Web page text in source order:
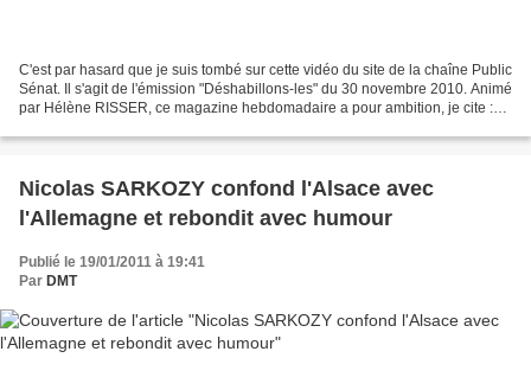
C'est par hasard que je suis tombé sur cette vidéo du site de la chaîne Public
Sénat. Il s'agit de l'émission "Déshabillons-les" du 30 novembre 2010. Animé
par Hélène RISSER, ce magazine hebdomadaire a pour ambition, je cite :
Nicolas SARKOZY confond l'Alsace avec
l'Allemagne et rebondit avec humour
Publié le 19/01/2011 à 19:41
Par DMT